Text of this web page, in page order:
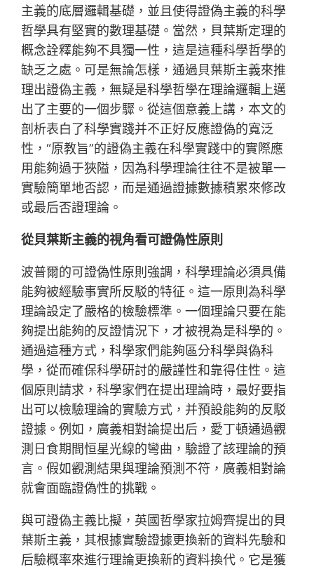
主義的底層邏輯基礎，並且使得證偽主義的科學
哲學具有堅實的數理基礎。當然，貝葉斯定理的
概念詮釋能夠不具獨一性，這是這種科學哲學的
缺乏之處。可是無論怎樣，通過貝葉斯主義來推
理出證偽主義，無疑是科學哲學在理論邏輯上邁
出了主要的一個步驟。從這個意義上講，本文的
剖析表白了科學實踐并不正好反應證偽的寬泛
性，“原教旨”的證偽主義在科學實踐中的實際應
用能夠過于狹隘，因為科學理論往往不是被單一
實驗簡單地否認，而是通過證據數據積累來修改
或最后否證理論。
從貝葉斯主義的視角看可證偽性原則
波普爾的可證偽性原則強調，科學理論必須具備
能夠被經驗事實所反駁的特征。這一原則為科學
理論設定了嚴格的檢驗標準。一個理論只要在能
夠提出能夠的反證情況下，才被視為是科學的。
通過這種方式，科學家們能夠區分科學與偽科
學，從而確保科學研討的嚴謹性和靠得住性。這
個原則請求，科學家們在提出理論時，最好要指
出可以檢驗理論的實驗方式，并預設能夠的反駁
證據。例如，廣義相對論提出后，愛丁頓通過觀
測日食期間恒星光線的彎曲，驗證了該理論的預
言。假如觀測結果與理論預測不符，廣義相對論
就會面臨證偽性的挑戰。
與可證偽主義比擬，英國哲學家拉姆齊提出的貝
葉斯主義，其根據實驗證據更換新的資料先驗和
后驗概率來進行理論更換新的資料換代。它是獲